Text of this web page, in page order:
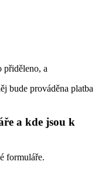
přiděleno, a
bude prováděna platba
a kde jsou k
formuláře.